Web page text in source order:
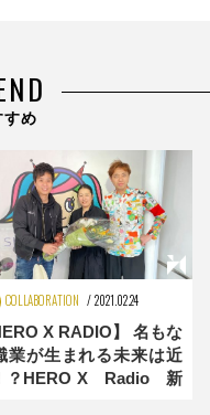
すめ
COLLABORATION 2021.02.24
X RADIO】 名もな
業が生まれる未来は近
？HERO X Radio 新